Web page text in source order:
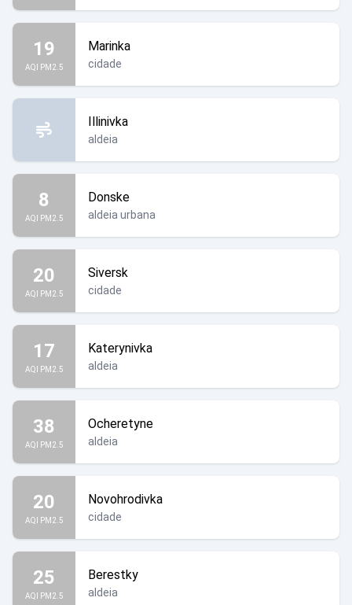
19
AQI PM2.5
Marinka
cidade
Illinivka
aldeia
8
AQI PM2.5
Donske
aldeia urbana
20
AQI PM2.5
Siversk
cidade
17
AQI PM2.5
Katerynivka
aldeia
38
AQI PM2.5
Ocheretyne
aldeia
20
AQI PM2.5
Novohrodivka
cidade
25
AQI PM2.5
Berestky
aldeia